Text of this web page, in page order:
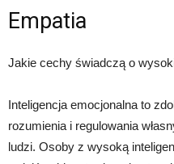
Empatia
Jakie cechy świadczą o
Inteligencja emocjonalna to
rozumienia i regulowania
ludzi. Osoby z wysoką